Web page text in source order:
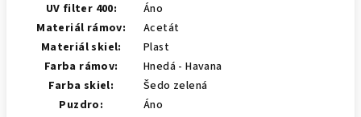
UV filter 400:
Áno
Materiál rámov:
Acetát
Materiál skiel:
Plast
Farba rámov:
Hnedá - Havana
Farba skiel:
Šedo zelená
Puzdro:
Áno